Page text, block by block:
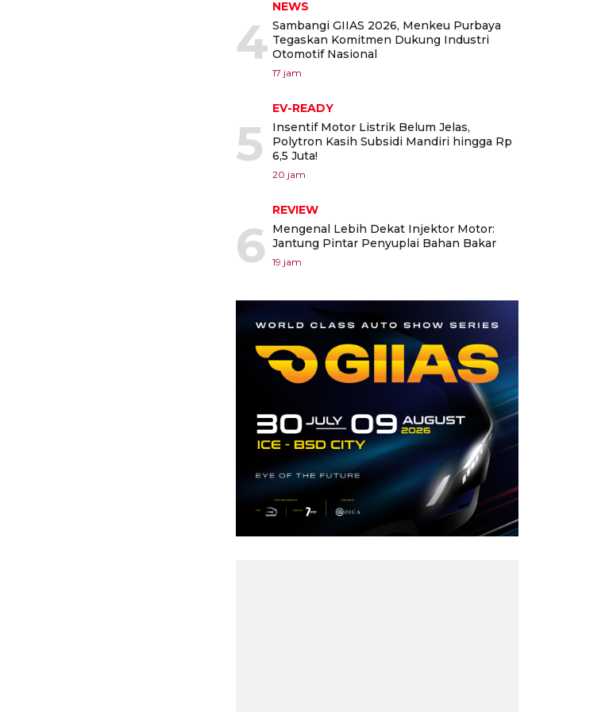
4
NEWS
Sambangi GIIAS 2026, Menkeu Purbaya
Tegaskan Komitmen Dukung Industri
Otomotif Nasional
17 jam
5
EV-READY
Insentif Motor Listrik Belum Jelas,
Polytron Kasih Subsidi Mandiri hingga Rp
6,5 Juta!
20 jam
6
REVIEW
Mengenal Lebih Dekat Injektor Motor:
Jantung Pintar Penyuplai Bahan Bakar
19 jam